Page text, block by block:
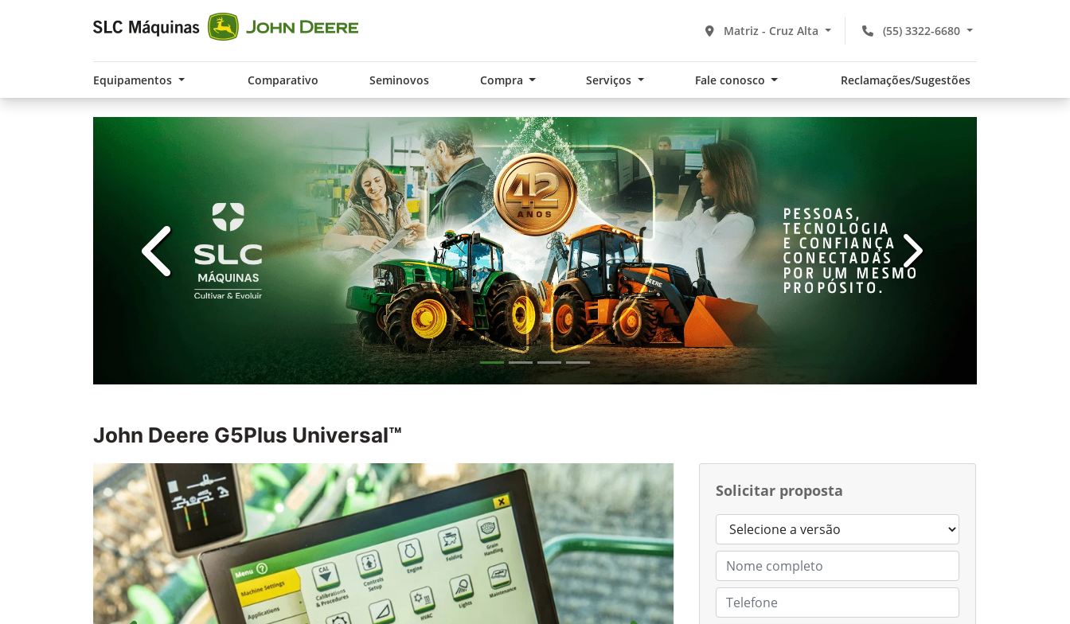
(55) 3322-6680
Matriz - Cruz Alta
Equipamentos Comparativo Seminovos Compra Serviços Fale conosco Reclamações/Sugestões
templates.template-01.components.carousel.texts.control_prev templates.template-
John DeereG5Plus Universal™
Solicitar proposta